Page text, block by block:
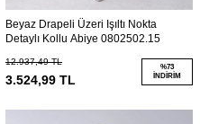
Beyaz Drapeli Üzeri Işıltı Nokta
Detaylı Kollu Abiye 0802502.15
12.937,49TL
3.524,99 TL
%73
İNDIRIM